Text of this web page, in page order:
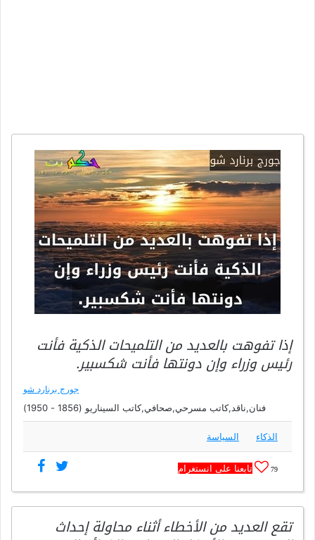
إذا تفوهت بالعديد من التلميحات الذكية فأنت
رئيس وزراء وإن دونتها فأنت شكسبير.
جورج برنارد شو
فنان,ناقد,كاتب مسرحي,صحافي,كاتب السيناريو (1856 - 1950)
الذكاء السياسة
79 تابعنا على انستغرام
تقع العديد من الأخطاء أثناء محاولة إحداث